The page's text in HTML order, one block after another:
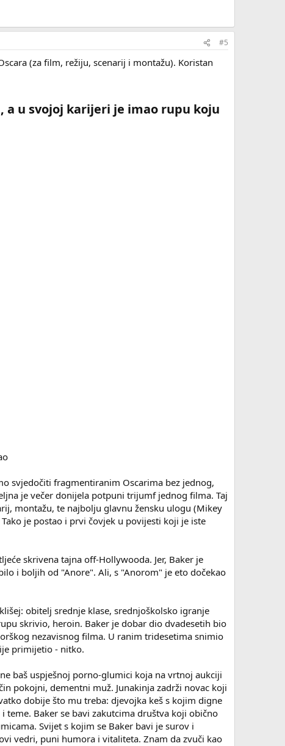
#5
(za film, režiju, scenarij i montažu). Koristan
a u svojoj karijeri je imao rupu koju
svjedočiti fragmentiranim Oscarima bez jednog,
je večer donijela potpuni trijumf jednog filma. Taj
montažu, te najbolju glavnu žensku ulogu (Mikey
je postao i prvi čovjek u povijesti koji je iste
skrivena tajna off-Hollywooda. Jer, Baker je
i boljih od "Anore". Ali, s "Anorom" je eto dočekao
obitelj srednje klase, srednjoškolsko igranje
skrivio, heroin. Baker je dobar dio dvadesetih bio
nezavisnog filma. U ranim tridesetima snimio
primijetio - nitko.
baš uspješnoj porno-glumici koja na vrtnoj aukciji
pokojni, dementni muž. Junakinja zadrži novac koji
dobije što mu treba: djevojka keš s kojim digne
teme. Baker se bavi zakutcima društva koji obično
Svijet s kojim se Baker bavi je surov i
vedri, puni humora i vitaliteta. Znam da zvuči kao